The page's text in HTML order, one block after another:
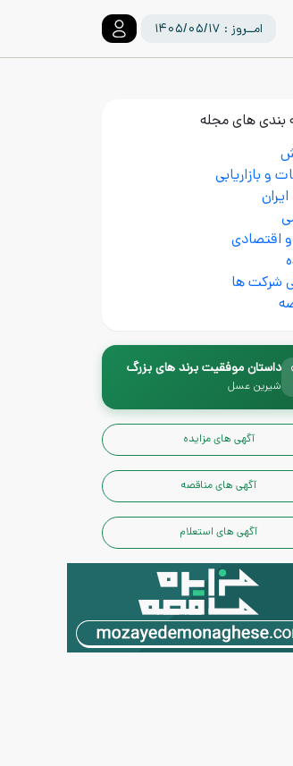
امــروز : ۱۴۰۵/۰۵/۱۷
بندی های مجله
و بازاریابی
اقتصادی
شرکت ها
داستان موفقیت برند های بزرگ
شیرین عسل
آگهی های مزایده
آگهی های مناقصه
آگهی های استعلام